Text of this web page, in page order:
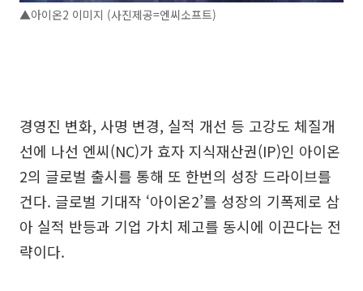
▲아이온2 이미지 (사진제공=엔씨소프트)
경영진 변화, 사명 변경, 실적 개선 등 고강도 체질개
선에 나선 엔씨(NC)가 효자 지식재산권(IP)인 아이온
2의 글로벌 출시를 통해 또 한번의 성장 드라이브를
건다. 글로벌 기대작 ‘아이온2’를 성장의 기폭제로 삼
아 실적 반등과 기업 가치 제고를 동시에 이끈다는 전
략이다.